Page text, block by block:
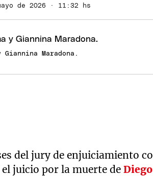
de 2026 · 11:32 hs
Giannina Maradona.
del jury de enjuiciamiento
el juicio por la muerte de